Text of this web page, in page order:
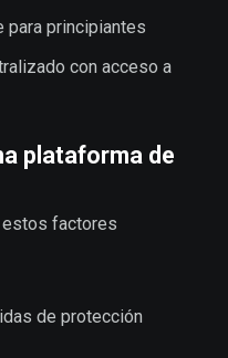
para principiantes
con acceso a
plataforma de
estos factores
de protección